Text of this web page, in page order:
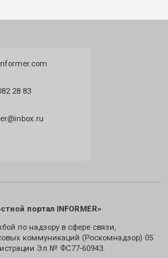
28 83
портал INFORMER»
по надзору в сфере связи,
коммуникаций (Роскомнадзор) 05
Эл № ФС77-60943.